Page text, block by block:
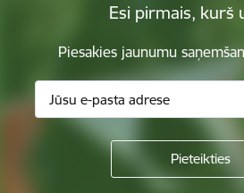
Esi pirmais, kurš
Piesakies jaunumu